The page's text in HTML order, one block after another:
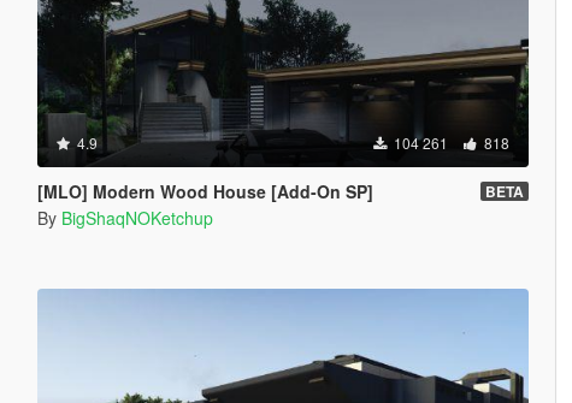
4.9 104 261 818
[MLO] Modern Wood House [Add-On SP] BETA
By BigShaqNOKetchup